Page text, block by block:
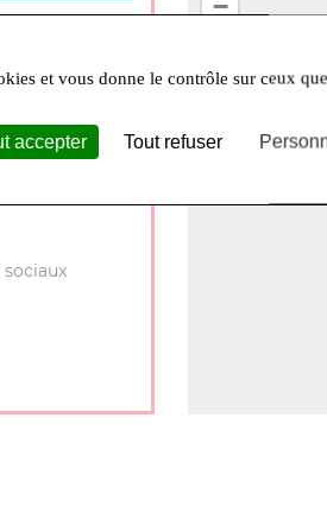
vêtements,
avec amour,
rendez-
sociaux
−
et vous donne le contrôle sur ceux
accepter Tout refuser